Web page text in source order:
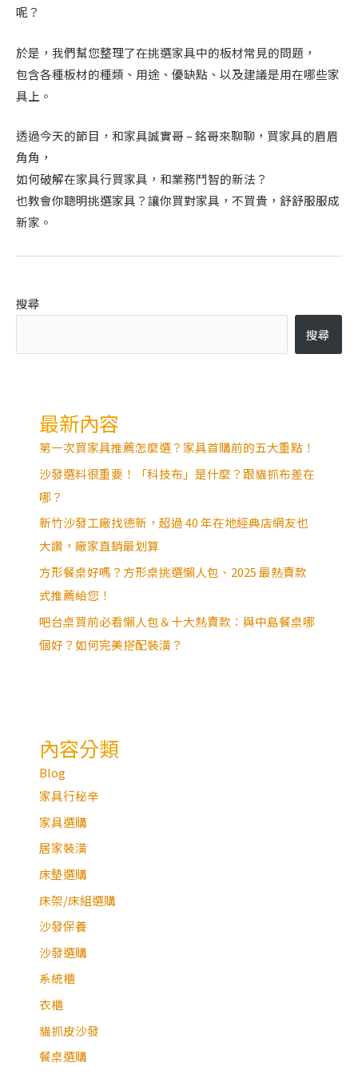
呢？
於是，我們幫您整理了在挑選家具中的板材常見的問題，
包含各種板材的種類、用途、優缺點、以及建議是用在哪些家
具上。
透過今天的節目，和家具誠實哥 – 銘哥來聊聊，買家具的眉眉
角角，
如何破解在家具行買家具，和業務鬥智的新法？
也教會你聰明挑選家具？讓你買對家具，不買貴，舒舒服服成
新家。
搜尋
搜尋
最新內容
第一次買家具推薦怎麼選？家具首購前的五大重點！
沙發選料很重要！「科技布」是什麼？跟貓抓布差在
哪？
新竹沙發工廠找德新，超過 40 年在地經典店網友也
大讚，廠家直銷最划算
方形餐桌好嗎？方形桌挑選懶人包、2025 最熱賣款
式推薦給您！
吧台桌買前必看懶人包＆十大熱賣款：與中島餐桌哪
個好？如何完美搭配裝潢？
內容分類
Blog
家具行秘辛
家具選購
居家裝潢
床墊選購
床架/床組選購
沙發保養
沙發選購
系統櫃
衣櫃
貓抓皮沙發
餐桌選購